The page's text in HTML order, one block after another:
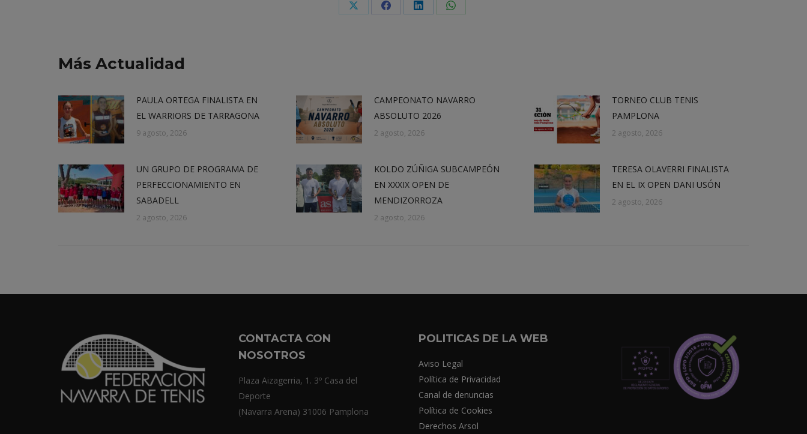
Share Share Share Share
Más Actualidad
PAULA ORTEGA FINALISTA EN
EL WARRIORS DE TARRAGONA
9 agosto, 2026
CAMPEONATO NAVARRO
ABSOLUTO 2026
2 agosto, 2026
TORNEO CLUB TENIS
PAMPLONA
2 agosto, 2026
UN GRUPO DE PROGRAMA DE
PERFECCIONAMIENTO EN
SABADELL
2 agosto, 2026
KOLDO ZÚÑIGA SUBCAMPEÓN
EN XXXIX OPEN DE
MENDIZORROZA
2 agosto, 2026
TERESA OLAVERRI FINALISTA
EN EL IX OPEN DANI USÓN
2 agosto, 2026
CONTACTA CON
NOSOTROS
Plaza Aizagerria, 1. 3º Casa del
Deporte
(Navarra Arena) 31006 Pamplona
POLITICAS DE LA WEB
Aviso Legal
Política de Privacidad
Canal de denuncias
Política de Cookies
Derechos Arsol